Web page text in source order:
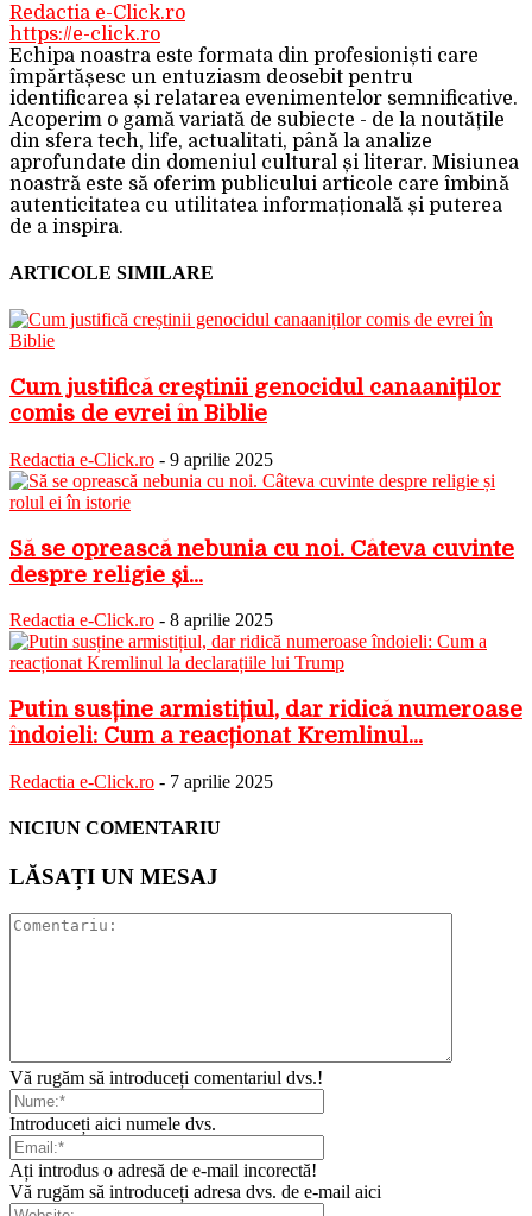
Redactia e-Click.ro
https://e-click.ro
Echipa noastra este formata din profesioniști care
împărtășesc un entuziasm deosebit pentru
identificarea și relatarea evenimentelor semnificative.
Acoperim o gamă variată de subiecte - de la noutățile
din sfera tech, life, actualitati, până la analize
aprofundate din domeniul cultural și literar. Misiunea
noastră este să oferim publicului articole care îmbină
autenticitatea cu utilitatea informațională și puterea
de a inspira.
ARTICOLE SIMILARE
Cum justifică creștinii genocidul canaaniților
comis de evrei în Biblie
Redactia e-Click.ro - 9 aprilie 2025
Să se oprească nebunia cu noi. Câteva cuvinte
despre religie și...
Redactia e-Click.ro - 8 aprilie 2025
Putin susține armistițiul, dar ridică numeroase
îndoieli: Cum a reacționat Kremlinul...
Redactia e-Click.ro - 7 aprilie 2025
NICIUN COMENTARIU
LĂSAȚI UN MESAJ
Vă rugăm să introduceți comentariul dvs.!
Introduceți aici numele dvs.
Ați introdus o adresă de e-mail incorectă!
Vă rugăm să introduceți adresa dvs. de e-mail aici